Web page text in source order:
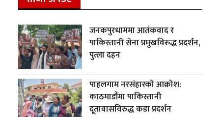
जनकपुरधाममा आतंकवाद र
पाकिस्तानी सेना प्रमुखविरुद्ध प्रदर्शन,
पुत्ला दहन
पाहलगाम नरसंहारको आक्रोश:
काठमाडौंमा पाकिस्तानी
दूतावासविरुद्ध कडा प्रदर्शन